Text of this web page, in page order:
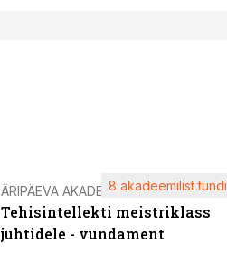
ÄRIPÄEVA AKADEEMIA
Tehisintellekti meistriklass
juhtidele - vundament
8 akadeemilist tundi